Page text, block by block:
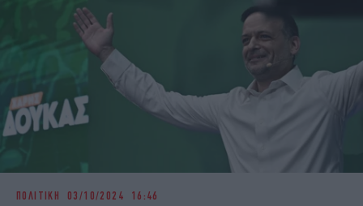
ΠΟΛΙΤΙΚΗ 03/10/2024 16:46